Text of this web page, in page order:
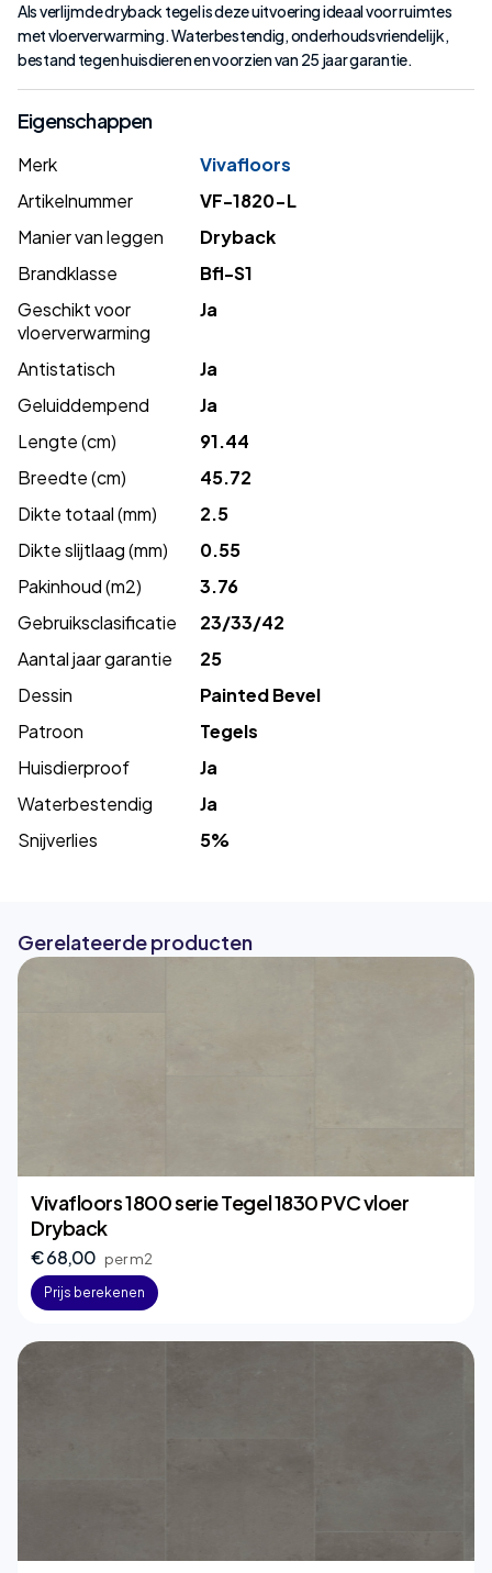
Als verlijmde dryback tegel is deze uitvoering ideaal voor ruimtes
met vloerverwarming. Waterbestendig, onderhoudsvriendelijk,
bestand tegen huisdieren en voorzien van 25 jaar garantie.
Eigenschappen
Merk
Vivafloors
Artikelnummer
VF-1820-L
Manier van leggen
Dryback
Brandklasse
Bfl-S1
Geschikt voor
vloerverwarming
Ja
Antistatisch
Ja
Geluiddempend
Ja
Lengte (cm)
91.44
Breedte (cm)
45.72
Dikte totaal (mm)
2.5
Dikte slijtlaag (mm)
0.55
Pakinhoud (m2)
3.76
Gebruiksclasificatie
23/33/42
Aantal jaar garantie
25
Dessin
Painted Bevel
Patroon
Tegels
Huisdierproof
Ja
Waterbestendig
Ja
Snijverlies
5%
Gerelateerde producten
Vivafloors 1800 serie Tegel 1830 PVC vloer
Dryback
€ 68,00 per m2
Prijs berekenen